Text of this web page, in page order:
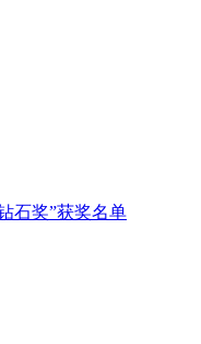
石奖”获奖名单